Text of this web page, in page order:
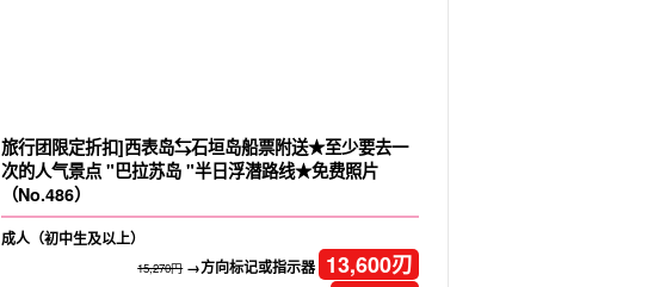
旅行团限定折扣]西表岛⇆石垣岛船票附送★至少要去一
次的人气景点 "巴拉苏岛 "半日浮潜路线★免费照片
（No.486）
成人（初中生及以上）
15,270円→方向标记或指示器 13,600刃